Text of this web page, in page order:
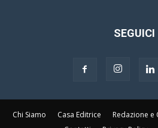
SEGUICI
Chi Siamo Casa Editrice
Redazione